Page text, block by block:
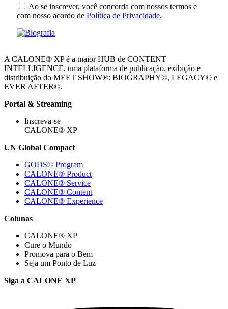
Ao se inscrever, você concorda com nossos termos e
com nosso acordo de Política de Privacidade.
A CALONE® XP é a maior HUB de CONTENT
INTELLIGENCE, uma plataforma de publicação, exibição e
distribuição do MEET SHOW®: BIOGRAPHY©, LEGACY© e
EVER AFTER©.
Portal & Streaming
Inscreva-se
CALONE® XP
UN Global Compact
GODS© Program
CALONE® Product
CALONE® Service
CALONE® Content
CALONE® Experience
Colunas
CALONE® XP
Cure o Mundo
Promova para o Bem
Seja um Ponto de Luz
Siga a CALONE XP